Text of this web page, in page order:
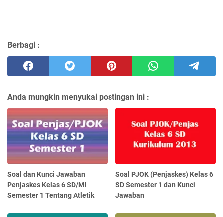
Berbagi :
Anda mungkin menyukai postingan ini :
Soal dan Kunci Jawaban
Penjaskes Kelas 6 SD/MI
Semester 1 Tentang Atletik
Soal PJOK (Penjaskes) Kelas 6
SD Semester 1 dan Kunci
Jawaban